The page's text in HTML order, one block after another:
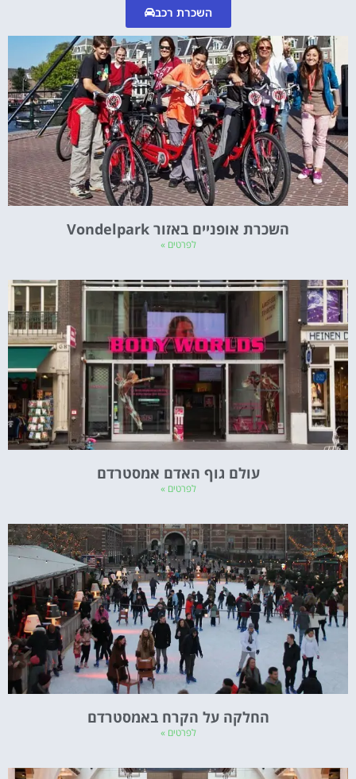
השכרת רכב
השכרת אופניים באזור Vondelpark
לפרטים »
עולם גוף האדם אמסטרדם
לפרטים »
החלקה על הקרח באמסטרדם
לפרטים »